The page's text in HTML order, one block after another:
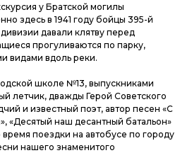
у Братской могилы
здесь в 1941 году бойцы 395-й
давали клятву перед
прогуливаются по парку,
видами вдоль реки.
школе №13, выпускниками
летчик, дважды Герой Советского
и известный поэт, автор песен «С
«Десятый наш десантный батальон»
поездки на автобусе по городу
нашего знаменитого